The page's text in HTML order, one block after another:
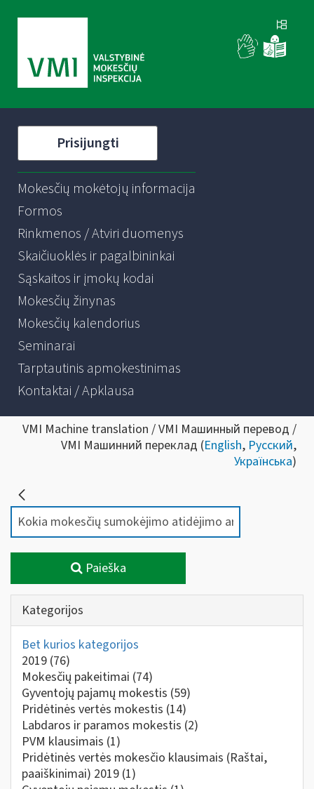
Prisijungti
Mokesčių mokėtojų informacija
Formos
Rinkmenos / Atviri duomenys
Skaičiuoklės ir pagalbininkai
Sąskaitos ir įmokų kodai
Mokesčių žinynas
Mokesčių kalendorius
Seminarai
Tarptautinis apmokestinimas
Kontaktai / Apklausa
VMI Machine translation / VMI Машинный перевод /
VMI Машинний переклад (English, Русский,
Українська)
Paieška
Kategorijos
Bet kurios kategorijos
2019 (76)
Mokesčių pakeitimai (74)
Gyventojų pajamų mokestis (59)
Pridėtinės vertės mokestis (14)
Labdaros ir paramos mokestis (2)
PVM klausimais (1)
Pridėtinės vertės mokesčio klausimais (Raštai,
paaiškinimai) 2019 (1)